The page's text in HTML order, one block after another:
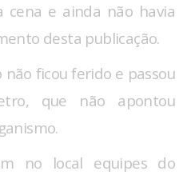
cena e ainda não havia
desta publicação.
ficou ferido e passou
que não apontou
no local equipes do